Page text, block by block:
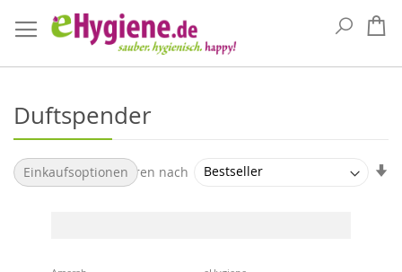
Suche
Duftspender
Sortieren nach
Einkaufsoptionen